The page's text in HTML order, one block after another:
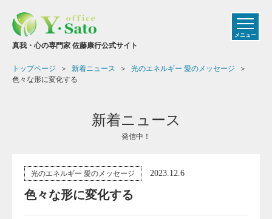
真我・心の専門家 佐藤康行公式サイト
メニュー
トップページ 新着ニュース
光のエネルギー 愛のメッセージ
色々な形に変化する
新着ニュース
発信中！
光のエネルギー 愛のメッセージ 2023.12.6
色々な形に変化する